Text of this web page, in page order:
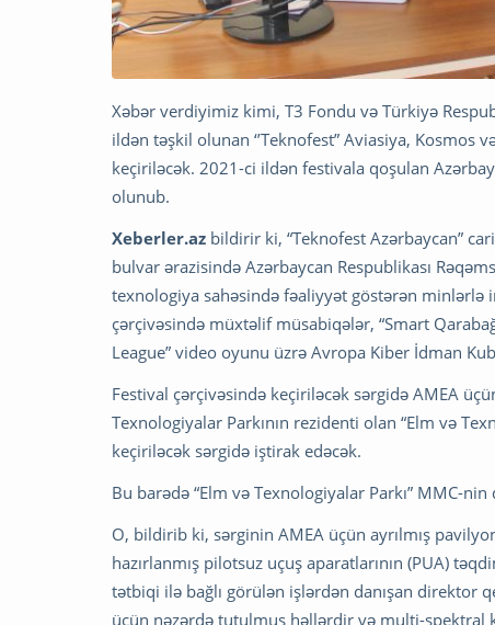
Xəbər verdiyimiz kimi, T3 Fondu və Türkiyə
ildən təşkil olunan ‘’Teknofest” Aviasiya, Kosmos
keçiriləcək. 2021-ci ildən festivala qoşulan
olunub.
Xeberler.az bildirir ki, “Teknofest Azərbaycan”
bulvar ərazisində Azərbaycan Respublikası
texnologiya sahəsində fəaliyyət göstərən minlərlə
çərçivəsində müxtəlif müsabiqələr, “Smart
League” video oyunu üzrə Avropa Kiber İdman
Festival çərçivəsində keçiriləcək sərgidə AMEA
Texnologiyalar Parkının rezidenti olan “Elm və
keçiriləcək sərgidə iştirak edəcək.
Bu barədə “Elm və Texnologiyalar Parkı” MMC-
O, bildirib ki, sərginin AMEA üçün ayrılmış
hazırlanmış pilotsuz uçuş aparatlarının (PUA)
tətbiqi ilə bağlı görülən işlərdən danışan direktor
üçün nəzərdə tutulmuş həllərdir və multi-